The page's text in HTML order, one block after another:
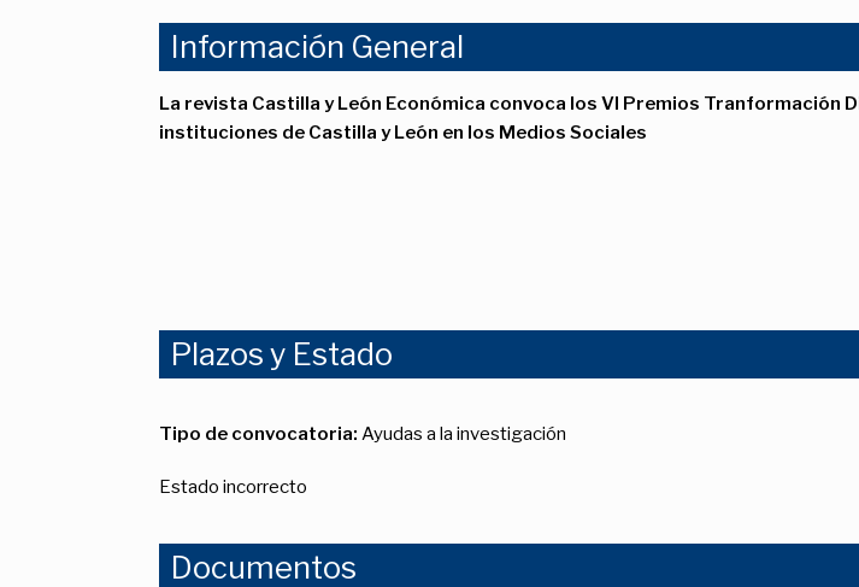
Información General
La revista Castilla y León Económica convoca los VI Premios
instituciones de Castilla y León en los Medios Sociales
Plazos y Estado
Tipo de convocatoria: Ayudas a la investigación
Estado incorrecto
Documentos